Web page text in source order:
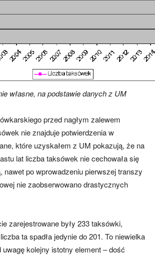
własne, na podstawie danych z UM
przed nagłym zalewem
nie znajduje potwierdzenia w
które uzyskałem z UM pokazują, że na
lat liczba taksówek nie cechowała się
nawet po wprowadzeniu pierwszej transzy
nie zaobserwowano drastycznych
zarejestrowane były 233 taksówki,
ta spadła jedynie do 201. To niewielka
kolejny istotny element – dość